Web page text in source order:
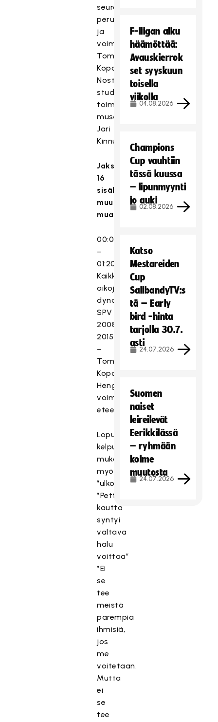
seuran
perustajajäsen
ja
voimahahmo
Tommy
Koponen.
Nostalgiapalojen
studioisäntänä
toimii
museoukko
Jari
Kinnunen.
Jakso
16
sisältää
muun
muassa:
00:00:00
–
01:20:31
Kaikkien
aikojen
dynastia
SPV
2008-
2015
–
Tommy
Koponen
Hengen
voimalla
eteenpäin
Lopulta
kelpuutimme
mukaan
myös
”ulkopuolisia”
”Pettymyksen
kautta
syntyi
valtava
halu
voittaa”
”Ei
se
tee
meistä
parempia
ihmisiä,
jos
me
voitetaan.
Mutta
ei
se
tee
F-liigan alku
häämöttää:
Avauskierrok
set syyskuun
toisella
viikolla
04.08.2026
Champions
Cup vauhtiin
tässä kuussa
– lipunmyynti
jo auki
02.08.2026
Katso
Mestareiden
Cup
SalibandyTV:s
tä – Early
bird -hinta
tarjolla 30.7.
asti
24.07.2026
Suomen
naiset
leireilevät
Eerikkilässä
– ryhmään
kolme
muutosta
24.07.2026